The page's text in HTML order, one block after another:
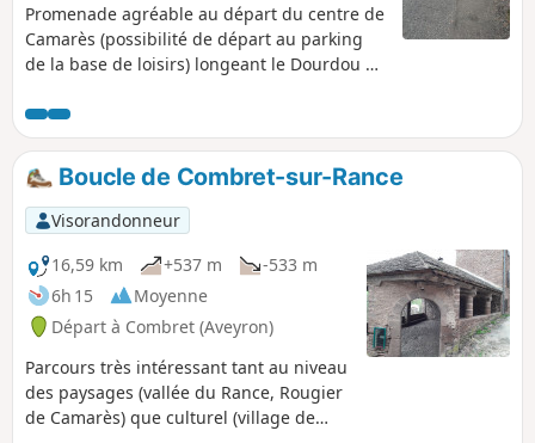
Promenade agréable au départ du centre de
Camarès (possibilité de départ au parking
de la base de loisirs) longeant le Dourdou et
ruines de l'ancienne citée fortifiée, le
château en cours de réhabilitation, la
roseraie, et profitez de la vue panoramique
depuis l'ancien clocher.
Boucle de Combret-sur-Rance
Visorandonneur
16,59 km
+537 m
-533 m
6h 15
Moyenne
Départ à Combret (Aveyron)
Parcours très intéressant tant au niveau
des paysages (vallée du Rance, Rougier
de Camarès) que culturel (village de